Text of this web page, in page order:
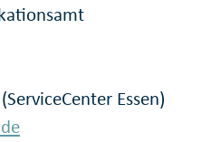
Essen)